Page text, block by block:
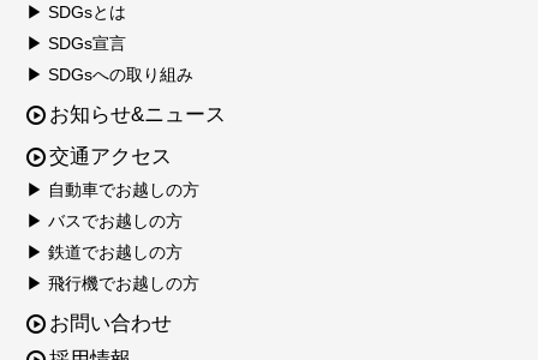
▶ SDGsとは
▶ SDGs宣言
▶ SDGsへの取り組み
お知らせ&ニュース
交通アクセス
▶ 自動車でお越しの方
▶ バスでお越しの方
▶ 鉄道でお越しの方
▶ 飛行機でお越しの方
お問い合わせ